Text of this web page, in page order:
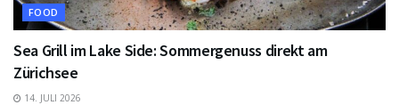
FOOD
Sea Grill im Lake Side: Sommergenuss direkt am
Zürichsee
14. JULI 2026